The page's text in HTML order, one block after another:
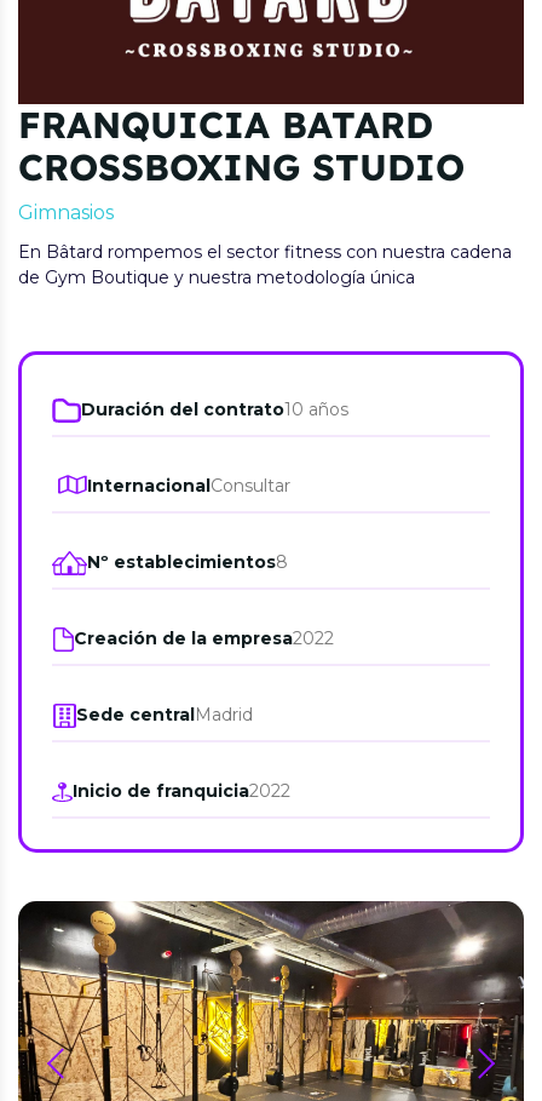
FRANQUICIA BATARD
CROSSBOXING STUDIO
Gimnasios
En Bâtard rompemos el sector fitness con nuestra cadena
de Gym Boutique y nuestra metodología única
Duración del contrato10 años
InternacionalConsultar
Nº establecimientos8
Creación de la empresa2022
Sede centralMadrid
Inicio de franquicia2022
prev next